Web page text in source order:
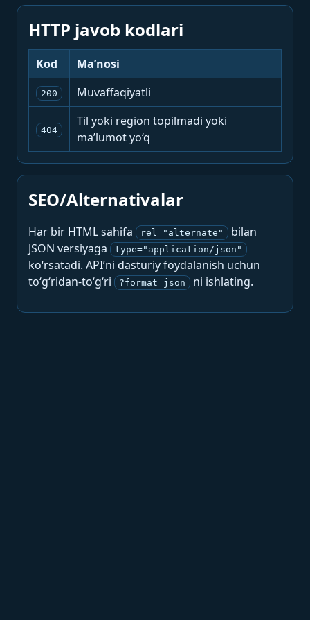
HTTP javob kodlari
Kod Ma’nosi
200 Muvaffaqiyatli
404
Til yoki region topilmadi yoki
ma’lumot yo‘q
SEO/Alternativalar
Har bir HTML sahifa rel="alternate"
bilan
JSON versiyaga
type="application/json"
ko‘rsatadi. API’ni dasturiy foydalanish uchun
to‘g‘ridan-to‘g‘ri
?format=json ni ishlating.